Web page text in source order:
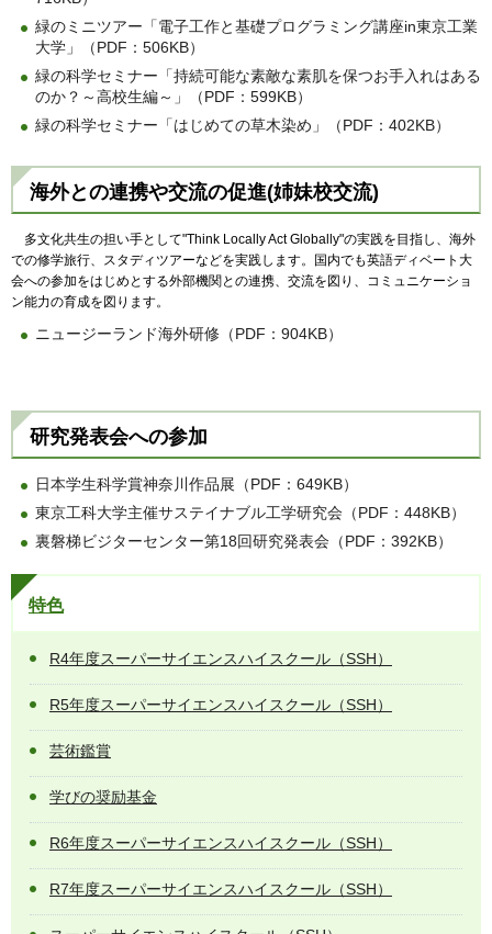
緑のミニツアー「電子工作と基礎プログラミング講座in東京工業
大学」（PDF：506KB）
緑の科学セミナー「持続可能な素敵な素肌を保つお手入れはある
のか？～高校生編～」（PDF：599KB）
緑の科学セミナー「はじめての草木染め」（PDF：402KB）
海外との連携や交流の促進(姉妹校交流)
多文化共生の担い手として"Think Locally Act Globally"の実践を目指し、海外
での修学旅行、スタディツアーなどを実践します。国内でも英語ディベート大
会への参加をはじめとする外部機関との連携、交流を図り、コミュニケーショ
ン能力の育成を図ります。
ニュージーランド海外研修（PDF：904KB）
研究発表会への参加
日本学生科学賞神奈川作品展（PDF：649KB）
東京工科大学主催サステイナブル工学研究会（PDF：448KB）
裏磐梯ビジターセンター第18回研究発表会（PDF：392KB）
特色
R4年度スーパーサイエンスハイスクール（SSH）
R5年度スーパーサイエンスハイスクール（SSH）
芸術鑑賞
学びの奨励基金
R6年度スーパーサイエンスハイスクール（SSH）
R7年度スーパーサイエンスハイスクール（SSH）